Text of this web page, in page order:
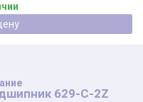
цену
629-C-2Z